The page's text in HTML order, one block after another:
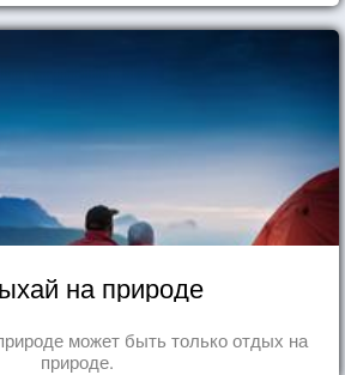
на природе
может быть только отдых на
природе.